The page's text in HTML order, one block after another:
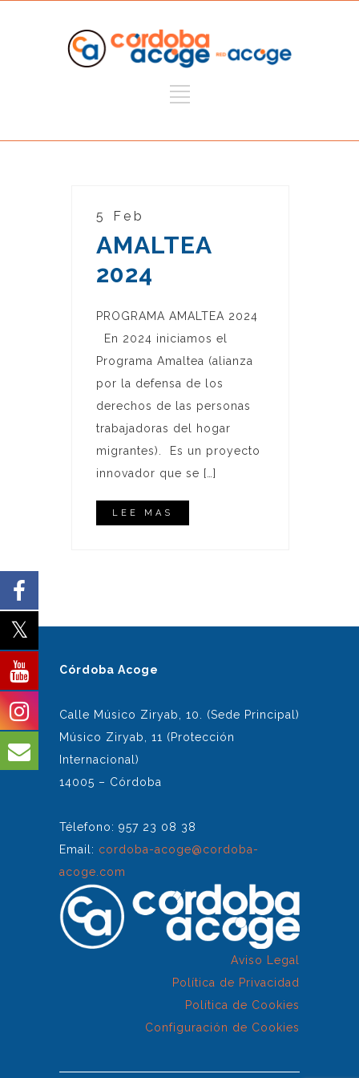
5 Feb
AMALTEA
2024
PROGRAMA AMALTEA 2024
En 2024 iniciamos el
Programa Amaltea (alianza
por la defensa de los
derechos de las personas
trabajadoras del hogar
migrantes). Es un proyecto
innovador que se […]
LEE MAS
Córdoba Acoge
Calle Músico Ziryab, 10. (Sede Principal)
Músico Ziryab, 11 (Protección
Internacional)
14005 – Córdoba
Télefono: 957 23 08 38
Email: cordoba-acoge@cordoba-
acoge.com
Aviso Legal
Política de Privacidad
Política de Cookies
Configuración de Cookies